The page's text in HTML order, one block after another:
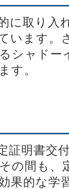
に取り入
います。
シャドー
す。
証明書交
の間も、
果的な学